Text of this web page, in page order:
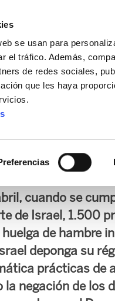
se usan para
el tráfico. Además,
de redes sociales,
que les haya
FUNDAZIOA
los
cuando se
de Israel, 1.500
de hambre
deponga su
prácticas de
la negación de los